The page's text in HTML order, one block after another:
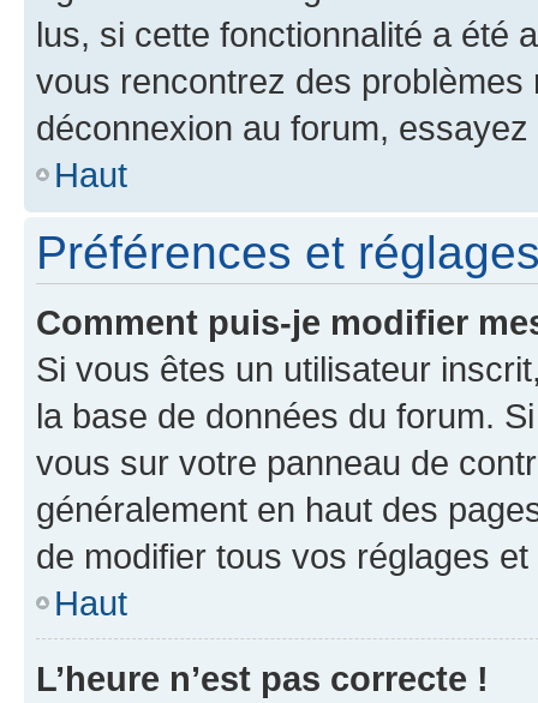
lus, si cette fonctionnalité a été
vous rencontrez des
déconnexion au forum,
Haut
Préférences et
Comment puis-je modifier
Si vous êtes un utilisateur
la base de données du forum.
vous sur votre panneau de
généralement en haut des
de modifier tous vos réglages
Haut
L’heure n’est pas correcte !